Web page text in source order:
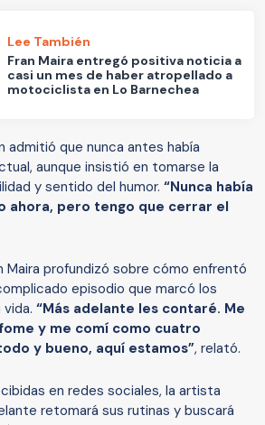
Lee También
Fran Maira entregó positiva noticia a
casi un mes de haber atropellado a
motociclista en Lo Barnechea
admitió que nunca antes había
aunque insistió en tomarse la
y sentido del humor. “Nunca había
ahora, pero tengo que cerrar el
Maira profundizó sobre cómo enfrentó
episodio que marcó los
“Más adelante les contaré. Me
y me comí como cuatro
y bueno, aquí estamos”, relató.
en redes sociales, la artista
retomará sus rutinas y buscará